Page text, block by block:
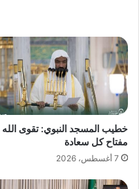
ي
ج
د
ة
ف
ا
ل
أ
م
ي
ا
ق
ص
خطيب المسجد النبوي: تقوى الله
مفتاح كل سعادة
7 أغسطس، 2026